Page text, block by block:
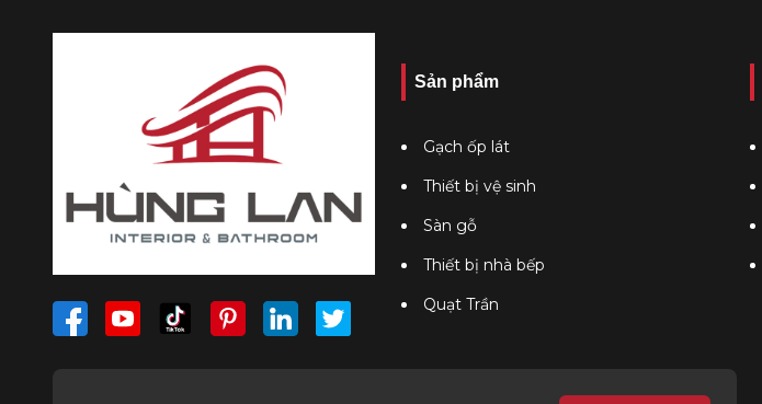
Sản phẩm
Gạch ốp lát
Thiết bị vệ sinh
Sàn gỗ
Thiết bị nhà bếp
Quạt Trần